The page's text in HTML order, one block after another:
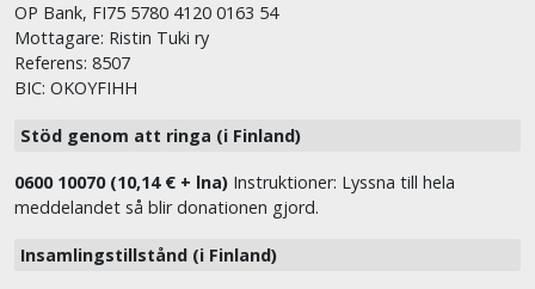
OP Bank, FI75 5780 4120 0163 54
Mottagare: Ristin Tuki ry
Referens: 8507
BIC: OKOYFIHH
Stöd genom att ringa (i Finland)
0600 10070 (10,14 € + lna) Instruktioner: Lyssna till hela
meddelandet så blir donationen gjord.
Insamlingstillstånd (i Finland)